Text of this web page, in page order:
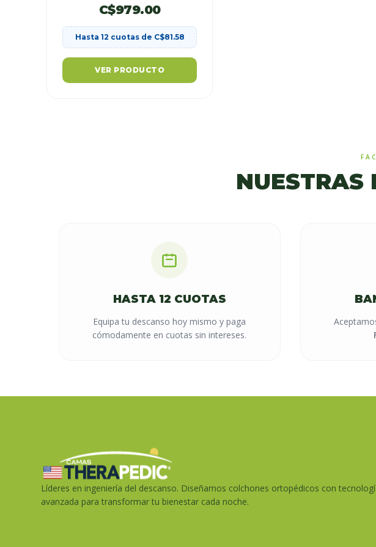
C$979.00
Hasta 12 cuotas de C$81.58
VER PRODUCTO
NUESTRAS
HASTA 12 CUOTAS
Equipa tu descanso hoy mismo y paga
cómodamente en cuotas sin intereses.
Líderes en ingeniería del descanso. Diseñamos colchones ortopédicos con
avanzada para transformar tu bienestar cada noche.